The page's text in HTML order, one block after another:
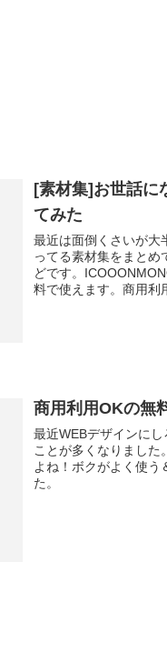
[素材集]お世話に
てみた
最近は面倒くさいが大
ってる素材集をまとめ
どです。
料で使えます。商用利
商用利用OKの無
最近WEBデザインに
ことが多くなりました
よね！ボクがよく使う
た。